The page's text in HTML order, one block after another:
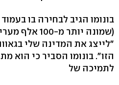
בונומו הגיב לבחירה בו
(שמונה יותר מ-
"לייצג את המדינה שלי
הזו". בונומו הסביר כי הוא
לתמיכה של